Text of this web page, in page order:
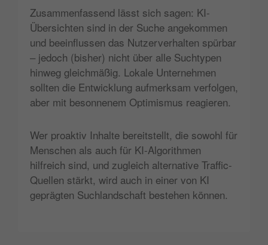
Zusammenfassend lässt sich sagen: KI-
Übersichten sind in der Suche angekommen
und beeinflussen das Nutzerverhalten spürbar
– jedoch (bisher) nicht über alle Suchtypen
hinweg gleichmäßig. Lokale Unternehmen
sollten die Entwicklung aufmerksam verfolgen,
aber mit besonnenem Optimismus reagieren.
Wer proaktiv Inhalte bereitstellt, die sowohl für
Menschen als auch für KI-Algorithmen
hilfreich sind, und zugleich alternative Traffic-
Quellen stärkt, wird auch in einer von KI
geprägten Suchlandschaft bestehen können.